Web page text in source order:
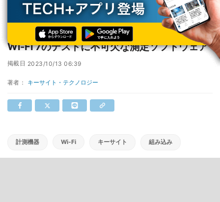
TECH+ テクノロジー
半導体
Wi-Fi 7のテストに不可欠な測定ソフトウェア
Wi-Fi 7のテストに不可欠な測定ソフトウェア
掲載日 2023/10/13 06:39
著者： キーサイト・テクノロジー
計測機器 Wi-Fi キーサイト 組み込み